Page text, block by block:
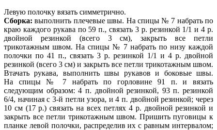
Левую полочку вязать симметрично.
Сборка: выполнить плечевые швы. На спицы № 7 набрать по
краю каждого рукава по 59 п., связать 3 р. резинкой 1/1 и 4 р.
двойной резинкой (всего 3 см), закрыть все петли
трикотажным швом. На спицы № 7 набрать по низу каждой
полочки по 41 п., связать 3 р. резинкой 1/1 и 4 р. двойной
резинкой (всего 3 см) и закрыть все петли трикотажным швом.
Втачать рукава, выполнить швы рукавов и боковые швы.
На спицы № 7 набрать по горловине 91 п. и вязать
следующим образом: 4 п. двойнойрезинкой, 93 п. резинкой
6/4, начиная с 3-й петли узора, и 4 п. двойной резинкой; через
10 см (17 р.) связать на всех петлях 4 р. двойной резинкой и
закрыть все петли трикотажным швом. Пришить пуговицы к
планке левой полочки, распределив их с равным интервалом;